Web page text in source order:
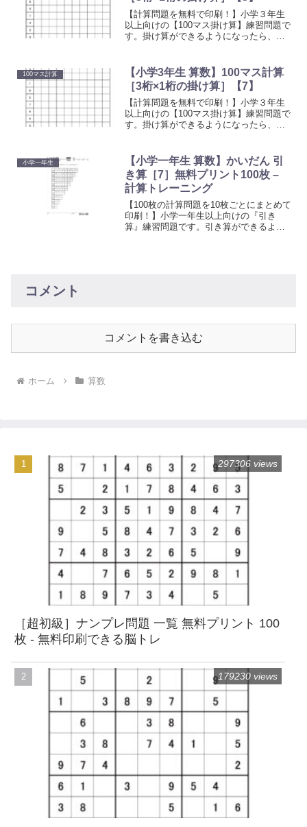
【計算問題を無料で印刷！】小学３年生
以上向けの【100マス掛け算】練習問題で
す。掛け算ができるようになったら、計
る数字を掛けてマスを埋めていく計算プ
リントです。
100マス計算
【小学3年生 算数】100マス計算
［3桁×1桁の掛け算］【7】
【計算問題を無料で印刷！】小学３年生
以上向けの【100マス掛け算】練習問題で
す。掛け算ができるようになったら、計
る数字を掛けてマスを埋めていく計算プ
リントです。
小学一年生
【小学一年生 算数】かいだん 引
き算［7］無料プリント100枚 –
計算トレーニング
【100枚の計算問題を10枚ごとにまとめて
印刷！】小学一年生以上向けの『引き
算』練習問題です。引き算ができるよう
コメント
コメントを書き込む
ホーム 算数
［超初級］ナンプレ問題 一覧 無料プリント 100
枚 - 無料印刷できる脳トレ
297306 views
179230 views